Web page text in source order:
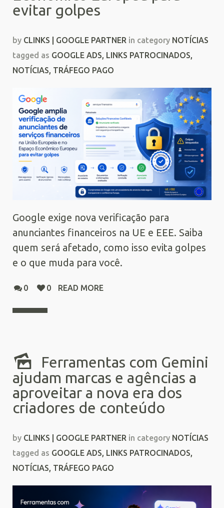
evitar golpes
by CLINKS | GOOGLE PARTNER in category NOTÍCIAS
tagged as GOOGLE ADS, LINKS PATROCINADOS,
NOTÍCIAS, TRÁFEGO PAGO
Google exige nova verificação para
anunciantes financeiros na UE e EEE. Saiba
quem será afetado, como isso evita golpes
e o que muda para você.
0 0 READ MORE
Ferramentas com Gemini
ajudam marcas e agências a
aproveitar a nova era dos
criadores de conteúdo
by CLINKS | GOOGLE PARTNER in category NOTÍCIAS
tagged as GOOGLE ADS, LINKS PATROCINADOS,
NOTÍCIAS, TRÁFEGO PAGO